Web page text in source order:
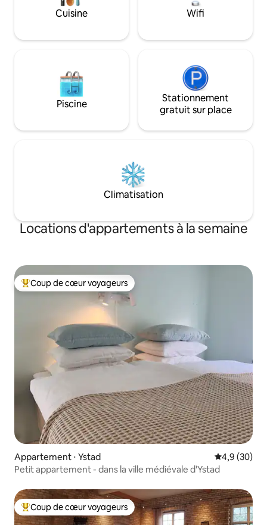
spacieux avec un lit double confortable,
ainsi qu'un canapé-lit robuste pour deux
Salle de bain carrelée avec machine à
les adultes qui
proposons
Bienvenus !
Cuisine Wifi
Piscine
Stationnement
gratuit sur place
Climatisation
Locations d'appartements à la semaine
Coups de cœur voyageurs les plus appréciés
Coup de cœur voyageurs
Appartement ⋅ Ystad Évaluation
4,9 (30)
Petit appartement - dans la ville médiévale d'Ystad
Coups de cœur voyageurs les plus appréciés
Coup de cœur voyageurs